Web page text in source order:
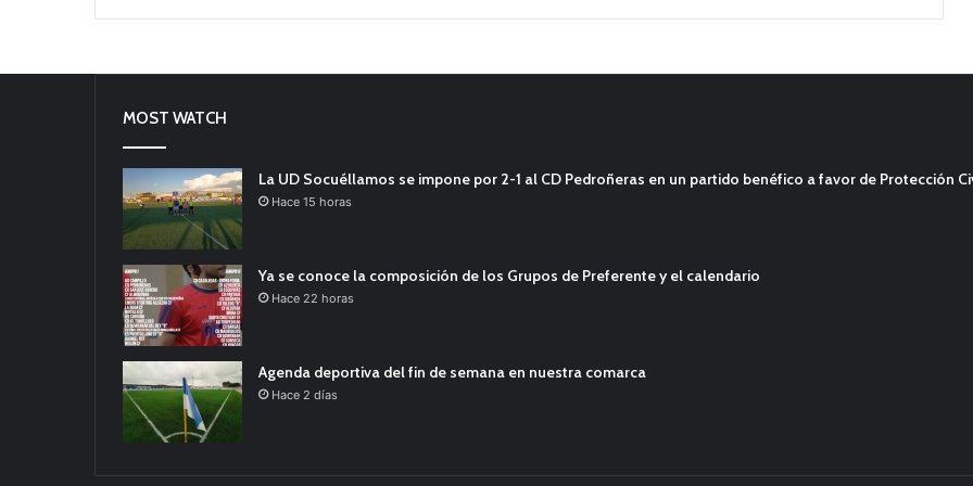
MOST WATCH
La UD Socuéllamos se impone por 2-1 al CD Pedroñeras en un partido benéfico a favor de Protección
Hace 15 horas
Ya se conoce la composición de los Grupos de Preferente y el calendario
Hace 22 horas
Agenda deportiva del fin de semana en nuestra comarca
Hace 2 días